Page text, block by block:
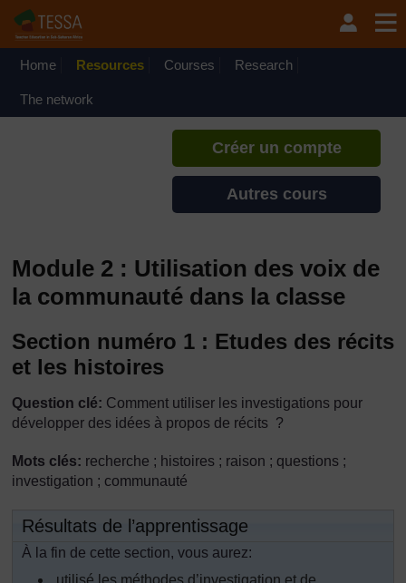
Home Resources Courses Research
The network
Si vous créez un compte, vous
pouvez établir un profil
Créer un compte
Autres cours
Module 2 : Utilisation des voix de
la communauté dans la classe
Section numéro 1 : Etudes des récits
et les histoires
Question clé: Comment utiliser les investigations pour
développer des idées à propos de récits ?
Mots clés: recherche ; histoires ; raison ; questions ;
investigation ; communauté
Résultats de l’apprentissage
À la fin de cette section, vous aurez:
utilisé les méthodes d’investigation et de